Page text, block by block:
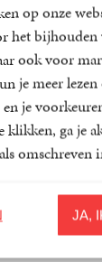
op onze
het bijhouden
ook voor
je meer
je
klikken, ga
omschreven
JA,